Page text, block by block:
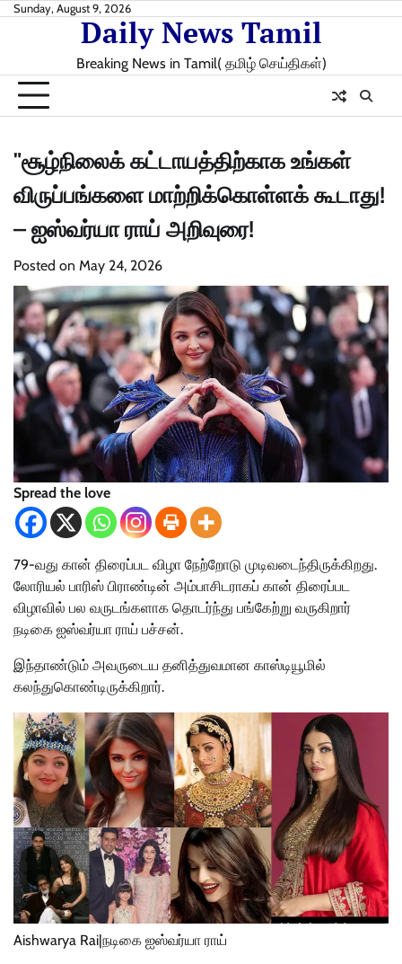
SkipSunday, August 9, 2026
Daily News Tamil
Breaking News in Tamil( தமிழ் செய்திகள்)
"சூழ்நிலைக் கட்டாயத்திற்காக உங்கள்
விருப்பங்களை மாற்றிக்கொள்ளக் கூடாது!
– ஐஸ்வர்யா ராய் அறிவுரை!
Posted on May 24, 2026
Spread the love
79-வது கான் திரைப்பட விழா நேற்றோடு முடிவடைந்திருக்கிறது.
லோரியல் பாரிஸ் பிராண்டின் அம்பாசிடராகப் கான் திரைப்பட
விழாவில் பல வருடங்களாக தொடர்ந்து பங்கேற்று வருகிறார்
நடிகை ஐஸ்வர்யா ராய் பச்சன்.
இந்தாண்டும் அவருடைய தனித்துவமான காஸ்டியூமில்
கலந்துகொண்டிருக்கிறார்.
Aishwarya Rai|நடிகை ஐஸ்வர்யா ராய்